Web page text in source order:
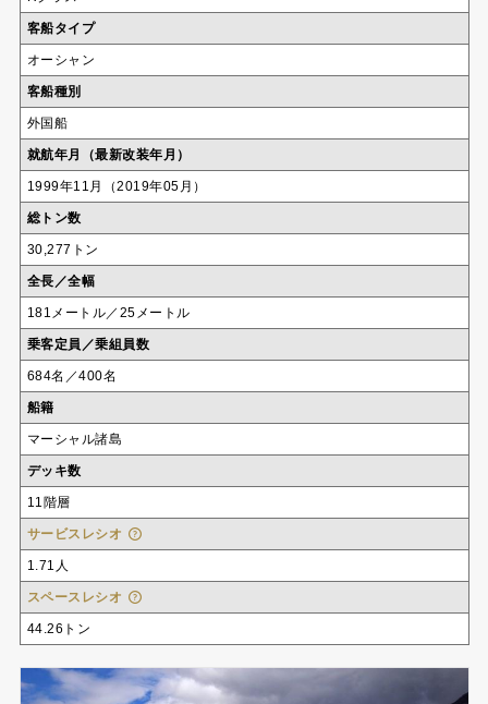
客船タイプ
オーシャン
客船種別
外国船
就航年月（最新改装年月）
1999年11月（2019年05月）
総トン数
30,277トン
全長／全幅
181メートル／25メートル
乗客定員／乗組員数
684名／400名
船籍
マーシャル諸島
デッキ数
11階層
サービスレシオ
1.71人
スペースレシオ
44.26トン